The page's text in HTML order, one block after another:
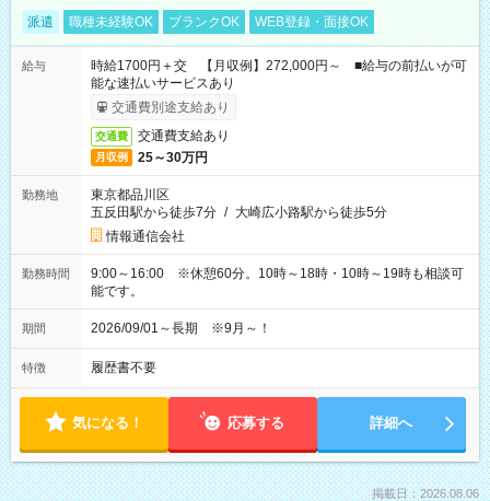
派遣 職種未経験OK ブランクOK WEB登録・面接OK
給与
時給1700円＋交 【月収例】272,000円～ ■給与の前払いが可
能な速払いサービスあり
交通費別途支給あり
交通費 交通費支給あり
月収例 25～30万円
勤務地
東京都品川区
五反田駅から徒歩7分 / 大崎広小路駅から徒歩5分
情報通信会社
勤務時間
9:00～16:00 ※休憩60分。10時～18時・10時～19時も相談可
能です。
期間 2026/09/01～長期 ※9月～！
特徴 履歴書不要
気になる！ 応募する 詳細へ
掲載日：2026.08.06